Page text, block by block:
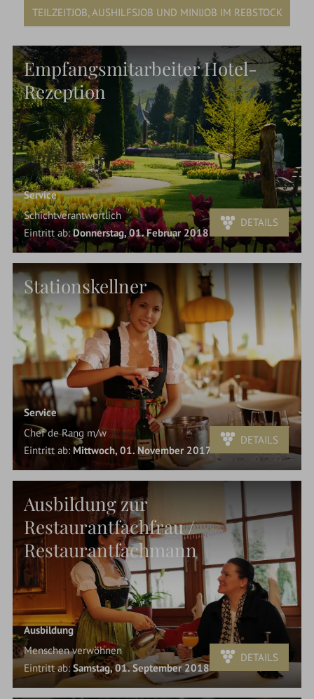
TEILZEITJOB, AUSHILFSJOB UND MINIJOB IM REBSTOCK
Empfangsmitarbeiter Hotel-
Rezeption
Service
Schichtverantwortlich
Eintritt ab:Donnerstag, 01. Februar 2018
DETAILS
Stationskellner
Service
Chef de Rang m/w
Eintritt ab: Mittwoch, 01. November 2017
DETAILS
Ausbildung zur
Restaurantfachfrau /
Restaurantfachmann
Ausbildung
Menschen verwöhnen
Eintritt ab:Samstag, 01. September 2018
DETAILS